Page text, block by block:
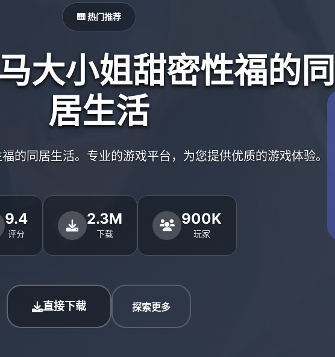
🎹 热门推荐
大小姐甜密性福的同
居生活
的同居生活。专业的游戏平台，为您提供优质的游戏体验。
9.4
评分
2.3M
下载
900K
玩家
直接下载 探索更多